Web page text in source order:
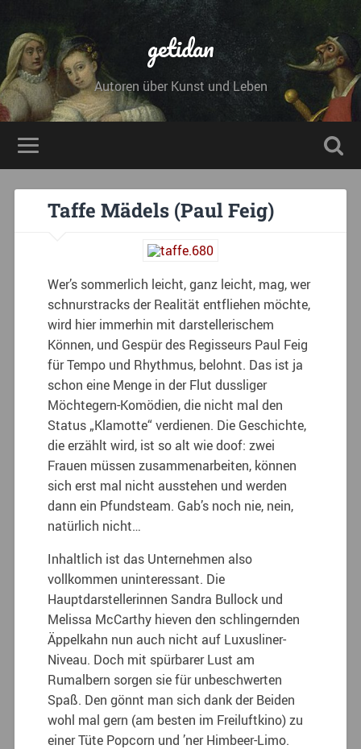
getidan
Autoren über Kunst und Leben
Taffe Mädels (Paul Feig)
Wer’s sommerlich leicht, ganz leicht, mag, wer
schnurstracks der Realität entfliehen möchte,
wird hier immerhin mit darstellerischem
Können, und Gespür des Regisseurs Paul Feig
für Tempo und Rhythmus, belohnt. Das ist ja
schon eine Menge in der Flut dussliger
Möchtegern-Komödien, die nicht mal den
Status „Klamotte“ verdienen. Die Geschichte,
die erzählt wird, ist so alt wie doof: zwei
Frauen müssen zusammenarbeiten, können
sich erst mal nicht ausstehen und werden
dann ein Pfundsteam. Gab’s noch nie, nein,
natürlich nicht…
Inhaltlich ist das Unternehmen also
vollkommen uninteressant. Die
Hauptdarstellerinnen Sandra Bullock und
Melissa McCarthy hieven den schlingernden
Äppelkahn nun auch nicht auf Luxusliner-
Niveau. Doch mit spürbarer Lust am
Rumalbern sorgen sie für unbeschwerten
Spaß. Den gönnt man sich dank der Beiden
wohl mal gern (am besten im Freiluftkino) zu
einer Tüte Popcorn und ’ner Himbeer-Limo.